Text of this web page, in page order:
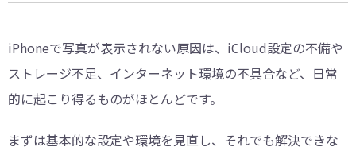
iPhoneで写真が表示されない原因は、iCloud設定の不備や
ストレージ不足、インターネット環境の不具合など、日常
的に起こり得るものがほとんどです。
まずは基本的な設定や環境を見直し、それでも解決できな